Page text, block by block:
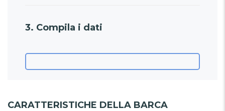
3. Compila i dati
CARATTERISTICHE DELLA BARCA